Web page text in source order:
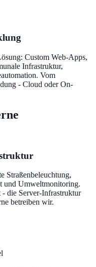
Custom Web-Apps,
Infrastruktur,
Vom
- Cloud oder On-
Straßenbeleuchtung,
und Umweltmonitoring.
die Server-Infrastruktur
betreiben wir.